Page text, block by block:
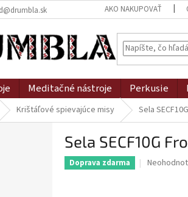
AKO NAKUPOVAŤ
Meditačné nástroje Perkusie
Krištáľové spievajúce misy Sela
Sela SECF10G
Doprava zdarma
Priemerné